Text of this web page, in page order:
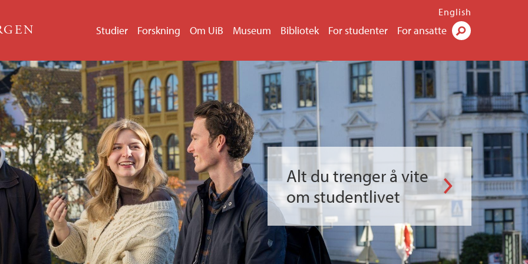
Studier Forskning Om UiB Museum Bibliotek For studenter For ansatte
English
Alt du trenger å vite
om studentlivet